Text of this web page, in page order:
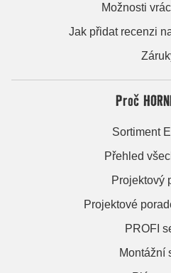
Možnosti
Jak přidat recenzi
Proč
Sortiment
Přehled
Projektový
Projektové
PROFI
Montážní